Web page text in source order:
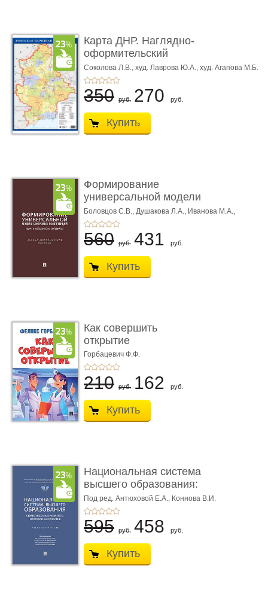
Карта ДНР. Наглядно-
оформительский
плакат
Соколова Л.В., худ. Лаврова Ю.А., худ. Агапова М.Б.
350 руб. 270 руб.
Купить
Формирование
универсальной модели
цифровых к� ...
Боловцов С.В., Душакова Л.А., Иванова М.А.,
Пилипенко С.А.,
560 руб. 431 руб.
Купить
Как совершить
открытие
Горбацевич Ф.Ф.
210 руб. 162 руб.
Купить
Национальная система
высшего образования:
стр ...
Под ред. Антюховой Е.А., Коннова В.И.
595 руб. 458 руб.
Купить